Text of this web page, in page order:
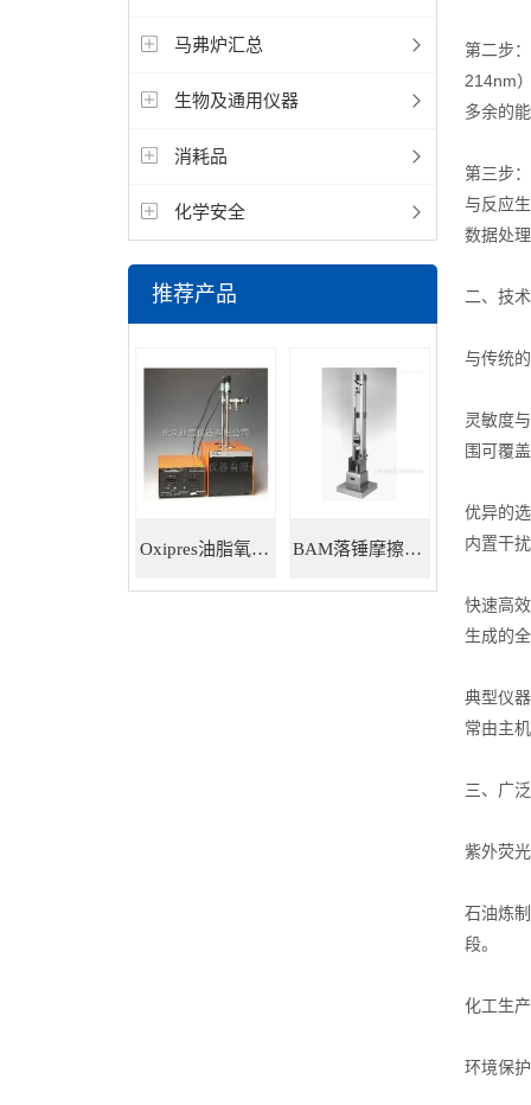
马弗炉汇总
生物及通用仪器
消耗品
化学安全
推荐产品
Oxipres油脂氧化稳定性仪 BAM落锤摩擦感度仪
第二步
214nm
多余的
第三步
与反应
数据处
二、技
与传统
灵敏度
围可覆
优异的
内置干
快速高
生成的
典型仪
常由主
三、广
紫外荧
石油炼
段。
化工生
环境保